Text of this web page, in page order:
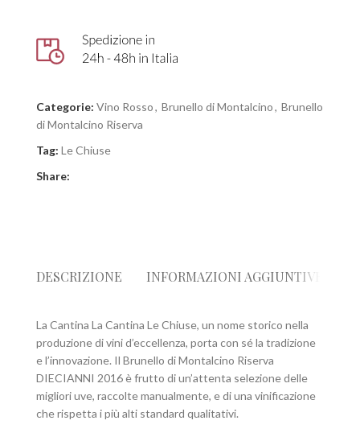
Categorie: Vino Rosso, Brunello di Montalcino, Brunello
di Montalcino Riserva
Tag: Le Chiuse
Share:
DESCRIZIONE INFORMAZIONI AGGIUNTIVE
La Cantina La Cantina Le Chiuse, un nome storico nella
produzione di vini d’eccellenza, porta con sé la tradizione
e l’innovazione. Il Brunello di Montalcino Riserva
DIECIANNI 2016 è frutto di un’attenta selezione delle
migliori uve, raccolte manualmente, e di una vinificazione
che rispetta i più alti standard qualitativi.